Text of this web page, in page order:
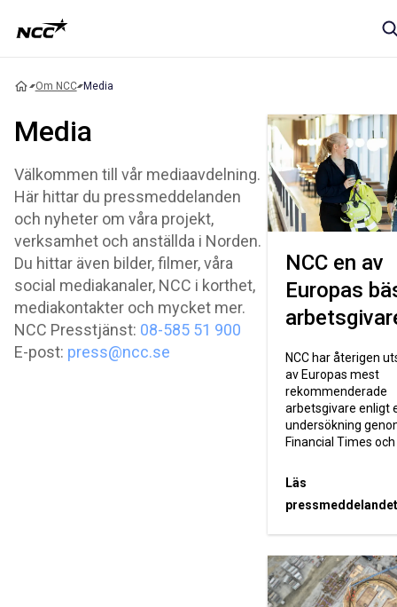
Om NCC Media
Media
Välkommen till vår mediaavdelning.
Här hittar du pressmeddelanden
och nyheter om våra projekt,
verksamhet och anställda i Norden.
Du hittar även bilder, filmer, våra
social mediakanaler, NCC i korthet,
mediakontakter och mycket mer.
NCC Presstjänst: 08-585 51 900
E-post: press@ncc.se
NCC en av
Europas
NCC har återigen
av Europas mest
rekommenderade
arbetsgivare enligt
undersökning
Financial Times
Läs
pressmeddelandet